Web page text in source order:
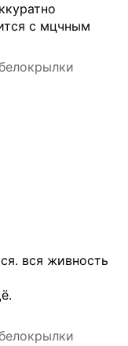
с мцчным
вся живность